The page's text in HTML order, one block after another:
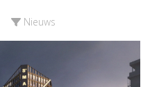
Nieuws